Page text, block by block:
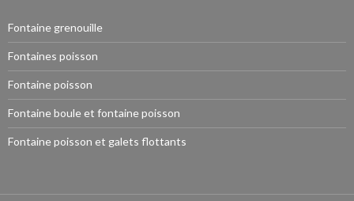
Fontaine grenouille
Fontaines poisson
Fontaine poisson
Fontaine boule et fontaine poisson
Fontaine poisson et galets flottants